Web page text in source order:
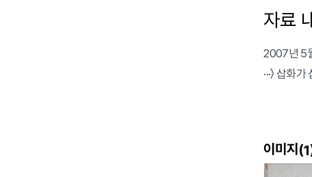
자료
2007년 5
···〉 삽화
이미지(1